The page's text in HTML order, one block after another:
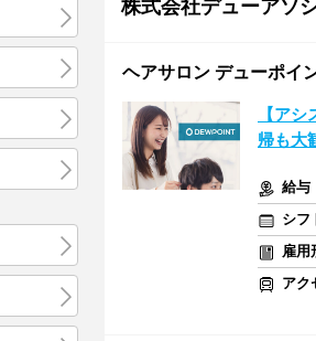
株式会社デューアソ
ヘアサロン デューポイ
【ア
帰も大
給与
シフ
雇用
アク